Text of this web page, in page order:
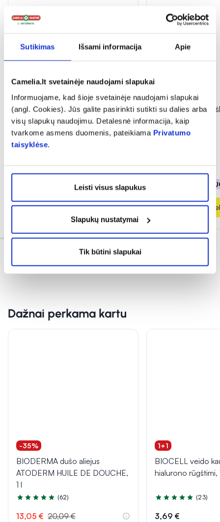
Sutikimas Išsami informacija Apie
Camelia.lt svetainėje naudojami slapukai
Informuojame, kad šioje svetainėje naudojami slapukai
(angl. Cookies). Jūs galite pasirinkti sutikti su dalies arba
visų slapukų naudojimu. Detalesnė informacija, kaip
tvarkome asmens duomenis, pateikiama Privatumo
taisyklėse.
Leisti visus slapukus
Slapukų nustatymai
Tik būtini slapukai
-50%
DELIA apsauginis veido ir kūno
kremas vaikams SUN
PROTECTION, SPF50, 100 ml
Įvertinimas 5.0 iš 5
% PAPILDOMA NUOLAIDA
Į krepšelį
-40%
INGENCARE
TATOO, 10 vnt.
% PAPILDOMA
Į
Dažnai perkama kartu
-35%
BIODERMA dušo aliejus
ATODERM HUILE DE DOUCHE,
1 l
Įvertinimas 5.0 iš 5
(62)
13,05 € 20,09 €
1+1
BIOCELL veido
hialurono rūgštimi,
Įvertinimas 5.0 iš 5
(23)
3,69 €